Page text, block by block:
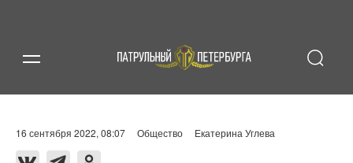
16 сентября 2022, 08:07 Общество Екатерина Углева